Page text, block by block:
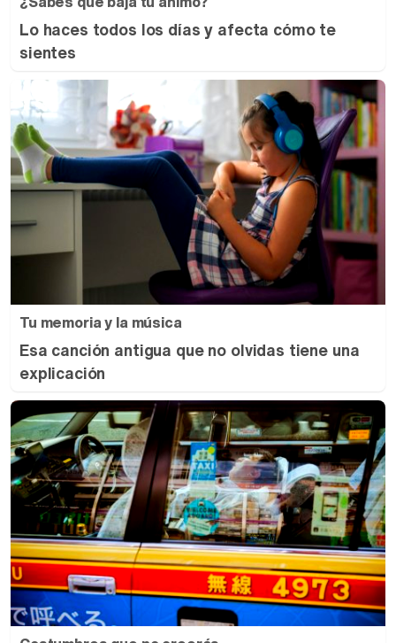
Lo haces todos los días y afecta cómo te
sientes
Tu memoria y la música
Esa canción antigua que no olvidas tiene una
explicación